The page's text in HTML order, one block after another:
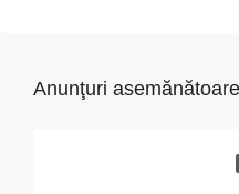
Anunţuri asemănătoare